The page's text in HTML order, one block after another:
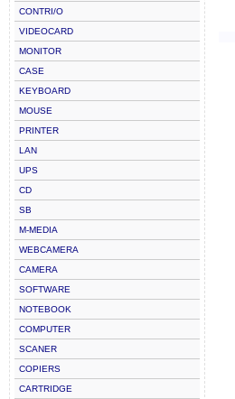
CONTRI/O
VIDEOCARD
MONITOR
CASE
KEYBOARD
MOUSE
PRINTER
LAN
UPS
CD
SB
M-MEDIA
WEBCAMERA
CAMERA
SOFTWARE
NOTEBOOK
COMPUTER
SCANER
COPIERS
CARTRIDGE